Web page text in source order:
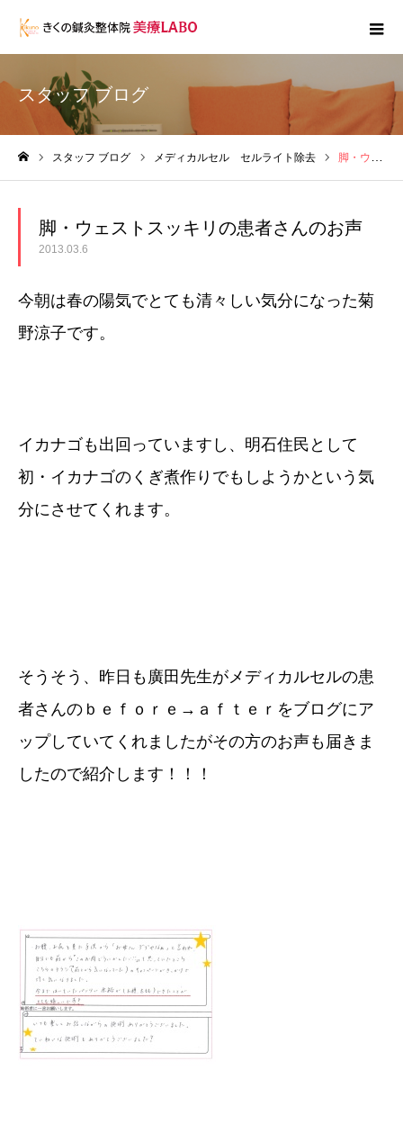
スタッフ ブログ
スタッフ ブログ メディカルセル セルライト除去 脚・ウェストスッキリの患者さんのお声
脚・ウェストスッキリの患者さんのお声
2013.03.6
今朝は春の陽気でとても清々しい気分になった菊
野涼子です。
イカナゴも出回っていますし、明石住民として
初・イカナゴのくぎ煮作りでもしようかという気
分にさせてくれます。
そうそう、昨日も廣田先生がメディカルセルの患
者さんのｂｅｆｏｒｅ→ａｆｔｅｒをブログにア
ップしていてくれましたがその方のお声も届きま
したので紹介します！！！